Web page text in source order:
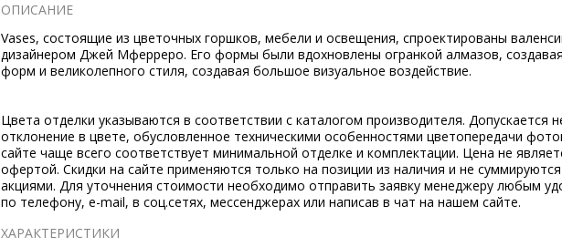
ОПИСАНИЕ
Vases, состоящие из цветочных горшков, мебели и освещения, спроектированы
дизайнером Джей Мферреро. Его формы были вдохновлены огранкой алмазов, создавая
форм и великолепного стиля, создавая большое визуальное воздействие.
Цвета отделки указываются в соответствии с каталогом производителя. Допускается
отклонение в цвете, обусловленное техническими особенностями цветопередачи
сайте чаще всего соответствует минимальной отделке и комплектации. Цена не
офертой. Скидки на сайте применяются только на позиции из наличия и не суммируются
акциями. Для уточнения стоимости необходимо отправить заявку менеджеру любым
по телефону, e-mail, в соц.сетях, мессенджерах или написав в чат на нашем сайте.
ХАРАКТЕРИСТИКИ